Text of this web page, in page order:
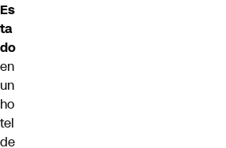
Es
ta
do
en
un
ho
tel
de